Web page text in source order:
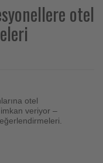
otel
otel
veriyor –